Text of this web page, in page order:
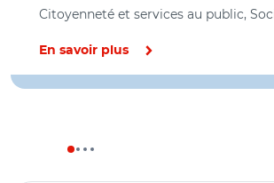
Citoyenneté et services au public,
En savoir plus